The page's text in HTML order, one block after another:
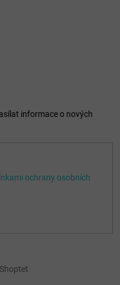
informace o nových
ochrany osobních